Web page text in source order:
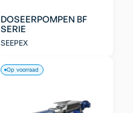
DOSEERPOMPEN BF
SERIE
SEEPEX
Op voorraad